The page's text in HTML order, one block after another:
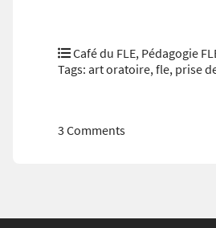
Café du FLE, Pédagogie
Tags: art oratoire,fle, prise
3 Comments